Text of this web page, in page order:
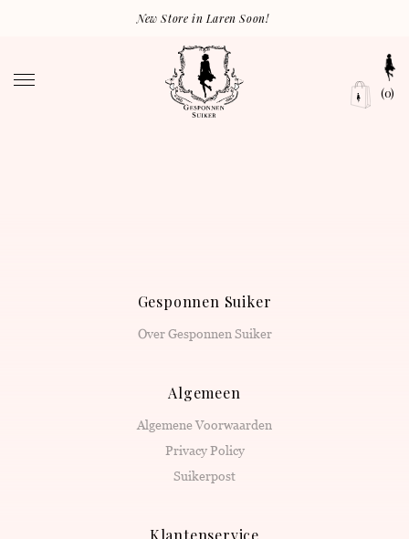
New Store in Laren Soon!
(0)
Gesponnen Suiker
Over Gesponnen Suiker
Algemeen
Algemene Voorwaarden
Privacy Policy
Suikerpost
Klantenservice